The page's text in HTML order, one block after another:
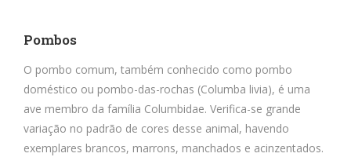
Pombos
O pombo comum, também conhecido como pombo
doméstico ou pombo-das-rochas (Columba livia), é uma
ave membro da família Columbidae. Verifica-se grande
variação no padrão de cores desse animal, havendo
exemplares brancos, marrons, manchados e acinzentados.